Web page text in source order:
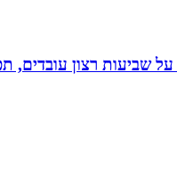
על שביעות רצון עובדים,